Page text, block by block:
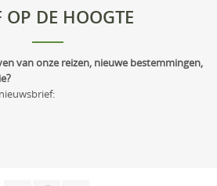
OP DE HOOGTE
van onze reizen, nieuwe bestemmingen,